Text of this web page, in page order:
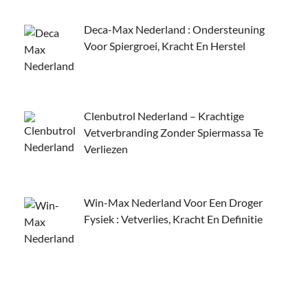
Deca-Max Nederland : Ondersteuning
Voor Spiergroei, Kracht En Herstel
Clenbutrol Nederland – Krachtige
Vetverbranding Zonder Spiermassa Te
Verliezen
Win-Max Nederland Voor Een Droger
Fysiek : Vetverlies, Kracht En Definitie